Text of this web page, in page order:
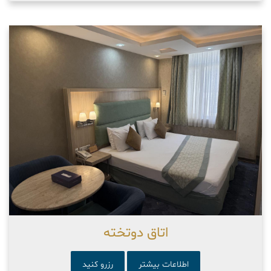
اتاق دوتخته
رزرو کنید اطلاعات بیشتر